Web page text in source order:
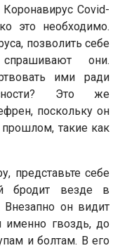
Covid-
это необходимо.
позволить себе
спрашивают они.
ими ради
Это же
поскольку он
такие как
представьте себе
бродит везде в
Внезапно он видит
именно гвоздь, до
и болтам. В его